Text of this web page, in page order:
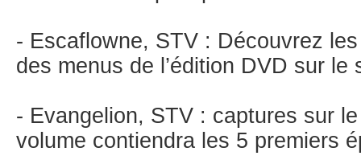
- Escaflowne, STV : Découvrez
des menus de l’édition DVD sur le
- Evangelion, STV : captures sur
volume contiendra les 5 premiers